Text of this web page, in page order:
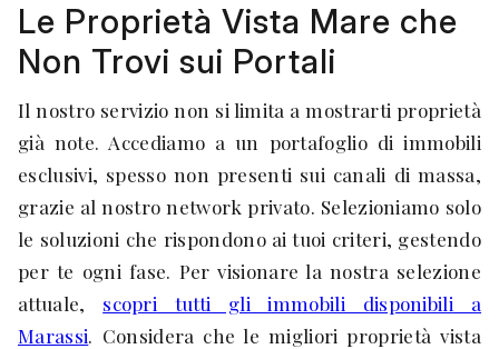
Le Proprietà Vista Mare che
Non Trovi sui Portali
Il nostro servizio non si limita a mostrarti proprietà
già note. Accediamo a un portafoglio di immobili
esclusivi, spesso non presenti sui canali di massa,
grazie al nostro network privato. Selezioniamo solo
le soluzioni che rispondono ai tuoi criteri, gestendo
per te ogni fase. Per visionare la nostra selezione
attuale, scopri tutti gli immobili disponibili a
Marassi. Considera che le migliori proprietà vista